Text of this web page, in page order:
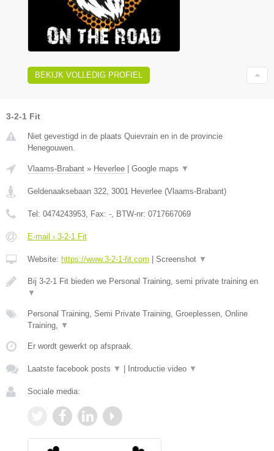
BEKIJK VOLLEDIG PROFIEL
3-2-1 Fit
Niet gevestigd in de plaats Quievrain en in de provincie
Henegouwen.
Vlaams-Brabant » Heverlee Google maps ▼
Geldenaaksebaan 322, 3001 Heverlee (Vlaams-Brabant)
Tel: 0474243953, Fax: -, BTW-nr: 0717667069
E-mail › 3-2-1 Fit
Website: https://www.3-2-1-fit.com Screenshot ▼
Bij 3-2-1 Fit bieden we Personal Training, semi private training en
▼
Personal Training, Semi Private Training, Groeplessen, Online
Training, ▼
Er wordt gewerkt op afspraak.
Laatste facebook posts ▼ Introductie video ▼
Sociale media: